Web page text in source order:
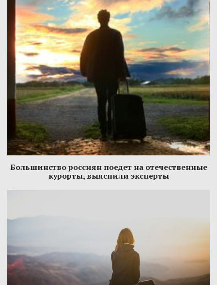
Большинство россиян поедет на отечественные
курорты, выяснили эксперты